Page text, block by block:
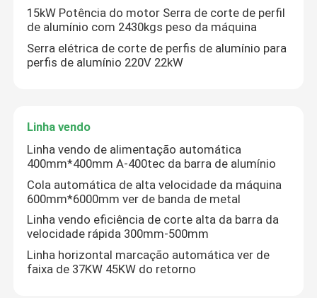
Serra do metal do CNC
a faixa horizontal do cnc viu
o painel do cnc viu
Serra de alumínio da placa
O corte de alumínio do perfil considerou
15kW Potência do motor Serra de corte de perfil
de alumínio com 2430kgs peso da máquina
Serra elétrica de corte de perfis de alumínio para
perfis de alumínio 220V 22kW
Linha vendo
Linha vendo de alimentação automática
400mm*400mm A-400tec da barra de alumínio
Cola automática de alta velocidade da máquina
600mm*6000mm ver de banda de metal
Linha vendo eficiência de corte alta da barra da
velocidade rápida 300mm-500mm
Linha horizontal marcação automática ver de
faixa de 37KW 45KW do retorno